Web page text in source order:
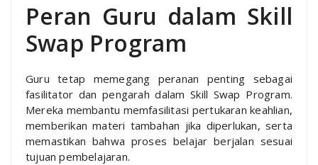
Peran Guru dalam Skill
Swap Program
Guru tetap memegang peranan penting sebagai
fasilitator dan pengarah dalam Skill Swap Program.
Mereka membantu memfasilitasi pertukaran keahlian,
memberikan materi tambahan jika diperlukan, serta
memastikan bahwa proses belajar berjalan sesuai
tujuan pembelajaran.